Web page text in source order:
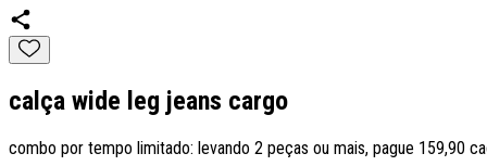
calça wide leg jeans cargo
combo por tempo limitado: levando 2 peças ou mais, pague 159,90